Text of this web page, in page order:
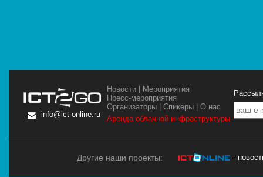
info@ict-online.ru
Новости | Мероприятия
Пресс-мероприятия
Организаторы |Спикеры |О нас
Аренда облачной инфраструктуры
Другие наши проекты: -